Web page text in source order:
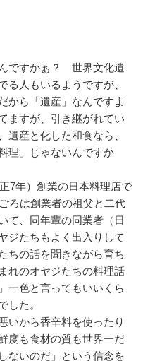
ですかぁ？ 世界文化遺
る人もいるようですが、
から「遺産」なんですよ
ますが、引き継がれてい
遺産と化した和食なら、
理」じゃないんですか
7年）創業の日本料理店で
ろは創業者の祖父と二代
て、同年輩の同業者（日
ジたちもよく出入りして
ちの話を聞きながら育ち
れのオヤジたちの料理話
一色と言ってもいいくら
した。
いから香辛料を使ったり
度も食材の質も世界一だ
ないのだ」という信念を